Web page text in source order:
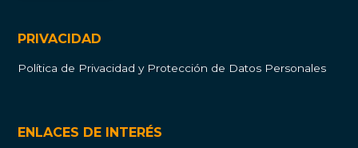
PRIVACIDAD
Política de Privacidad y Protección de Datos Personales
ENLACES DE INTERÉS